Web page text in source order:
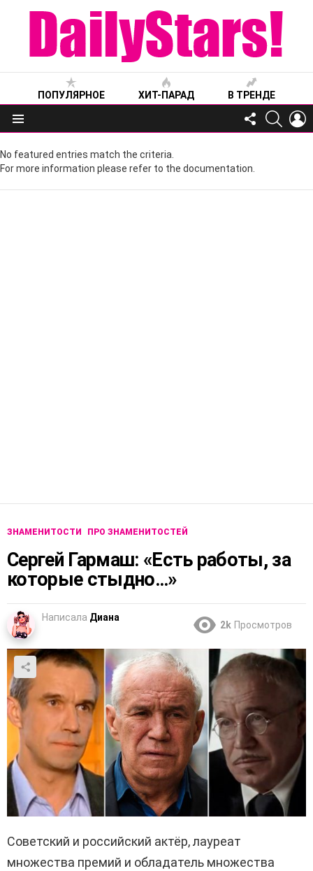
ПОПУЛЯРНОЕ ХИТ-ПАРАД В ТРЕНДЕ
Меню
FOLLOW
US
No featured entries match the criteria.
For more information please refer to the documentation.
ЗНАМЕНИТОСТИ ПРО ЗНАМЕНИТОСТЕЙ
Сергей Гармаш: «Есть работы, за
которые стыдно…»
Написала Диана
2k Просмотров
Советский и российский актёр, лауреат
множества премий и обладатель множества